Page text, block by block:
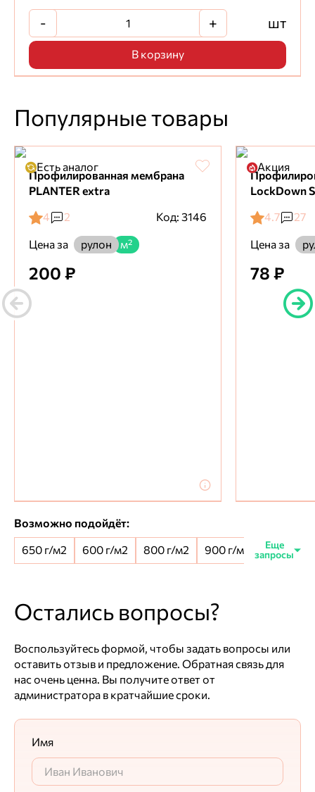
- + шт
В корзину
Популярные товары
Есть аналог
Профилированная мембрана
PLANTER extra
4
2
Код: 3146
Цена за
рулон м²
200 ₽
Акция
LockDown
4.7
27
Цена за
78 ₽
Возможно подойдёт:
650 г/м2
600 г/м2 800 г/м2 900 г/м2 650+100
Остались вопросы?
Воспользуйтесь формой, чтобы задать вопросы или
оставить отзыв и предложение. Обратная связь для
нас очень ценна. Вы получите ответ от
администратора в кратчайшие сроки.
Имя